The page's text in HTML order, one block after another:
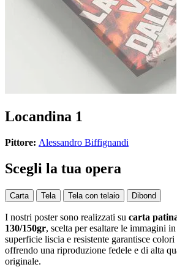
Locandina 1
Pittore: Alessandro Biffignandi
Scegli la tua opera
Carta Tela Tela con telaio Dibond
I nostri poster sono realizzati su carta
130/150gr, scelta per esaltare le immagini
superficie liscia e resistente garantisce
offrendo una riproduzione fedele e di alta
originale.